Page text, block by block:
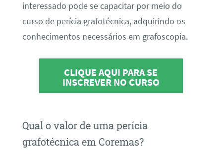
interessado pode se capacitar por meio do
curso de perícia grafotécnica, adquirindo os
conhecimentos necessários em grafoscopia.
CLIQUE AQUI PARA SE
INSCREVER NO CURSO
Qual o valor de uma perícia
grafotécnica em Coremas?